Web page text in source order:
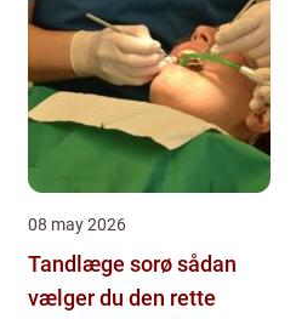
08 may 2026
Tandlæge sorø sådan
vælger du den rette